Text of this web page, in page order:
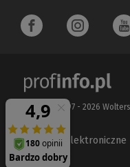
Copyright 1997 - 2026
Płatności elektroniczne
(Nowe
okno)
(Link
do